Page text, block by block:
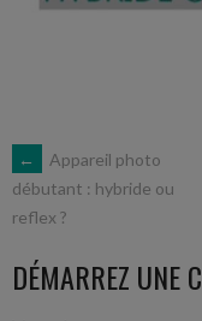
NAVIGATION
DES
ARTICLES
←
Appareil photo
débutant : hybride ou
reflex ?
DÉMARREZ UNE